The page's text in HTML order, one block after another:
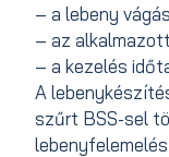
– a lebeny
– az
– a kezelés
A
szűrt BSS-sel